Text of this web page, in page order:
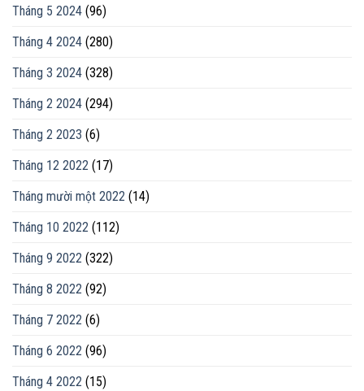
Tháng 5 2024 (96)
Tháng 4 2024 (280)
Tháng 3 2024 (328)
Tháng 2 2024 (294)
Tháng 2 2023 (6)
Tháng 12 2022 (17)
Tháng mười một 2022 (14)
Tháng 10 2022 (112)
Tháng 9 2022 (322)
Tháng 8 2022 (92)
Tháng 7 2022 (6)
Tháng 6 2022 (96)
Tháng 4 2022 (15)